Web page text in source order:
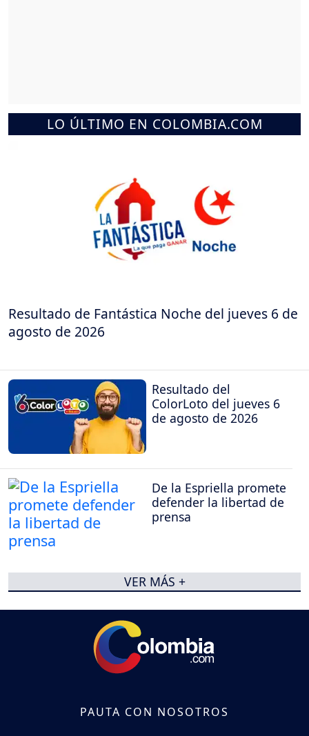
LO ÚLTIMO EN COLOMBIA.COM
Resultado de Fantástica Noche del jueves 6 de
agosto de 2026
Resultado del
ColorLoto del jueves 6
de agosto de 2026
De la Espriella promete
defender la libertad de
prensa
VER MÁS +
PAUTA CON NOSOTROS